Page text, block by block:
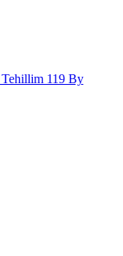
Tehillim 119 By